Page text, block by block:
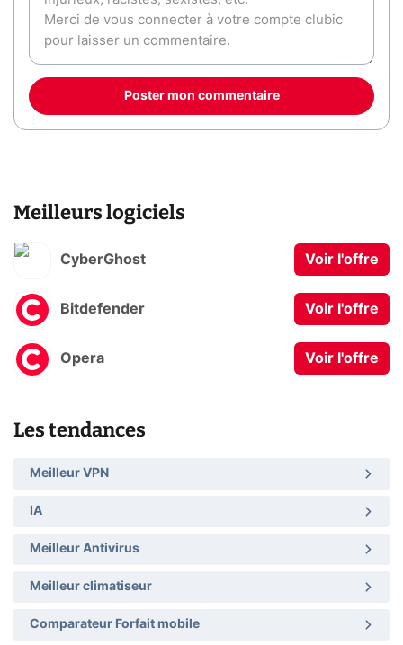
Poster mon commentaire
Meilleurs logiciels
CyberGhost Voir l'offre
Bitdefender Voir l'offre
Opera Voir l'offre
Les tendances
Meilleur VPN
IA
Meilleur Antivirus
Meilleur climatiseur
Comparateur Forfait mobile